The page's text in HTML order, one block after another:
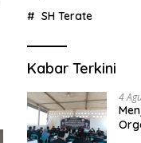
SH Terate
Kabar Terkini
4